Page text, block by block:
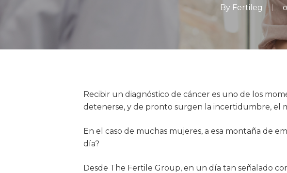
By Fertileg
Recibir un diagnóstico de cáncer es uno de los
detenerse, y de pronto surgen la incertidumbre, el
En el caso de muchas mujeres, a esa montaña de
día?
Desde The Fertile Group, en un día tan señalado